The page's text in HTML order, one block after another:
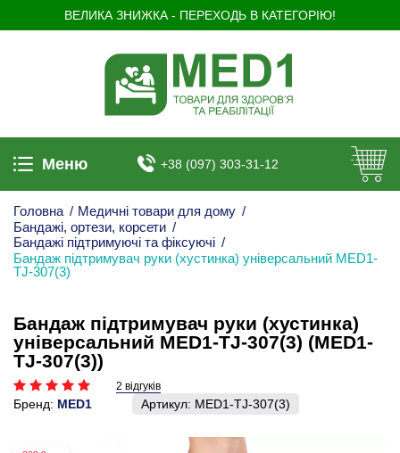
ВЕЛИКА ЗНИЖКА - ПЕРЕХОДЬ В КАТЕГОРІЮ!
Меню +38 (097) 303-31-12
Головна / Медичні товари для дому /
Бандажі, ортези, корсети /
Бандажі підтримуючі та фіксуючі /
Бандаж підтримувач руки (хустинка) універсальний MED1-
TJ-307(3)
Бандаж підтримувач руки (хустинка)
універсальний MED1-TJ-307(3) (MED1-
TJ-307(3))
2 відгуків
Бренд: MED1 Артикул: MED1-TJ-307(3)